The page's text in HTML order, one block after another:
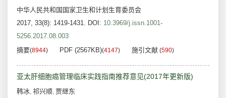
中华人民共和国国家卫生和计划生育委员会
2017, 33(8): 1419-1431. DOI: 10.3969/j.issn.1001-
5256.2017.08.003
摘要(8944) PDF (2567KB)(4147) 施引文献 (590)
亚太肝细胞癌管理临床实践指南推荐意见(2017年更新版)
韩冰, 祁兴顺, 贾继东